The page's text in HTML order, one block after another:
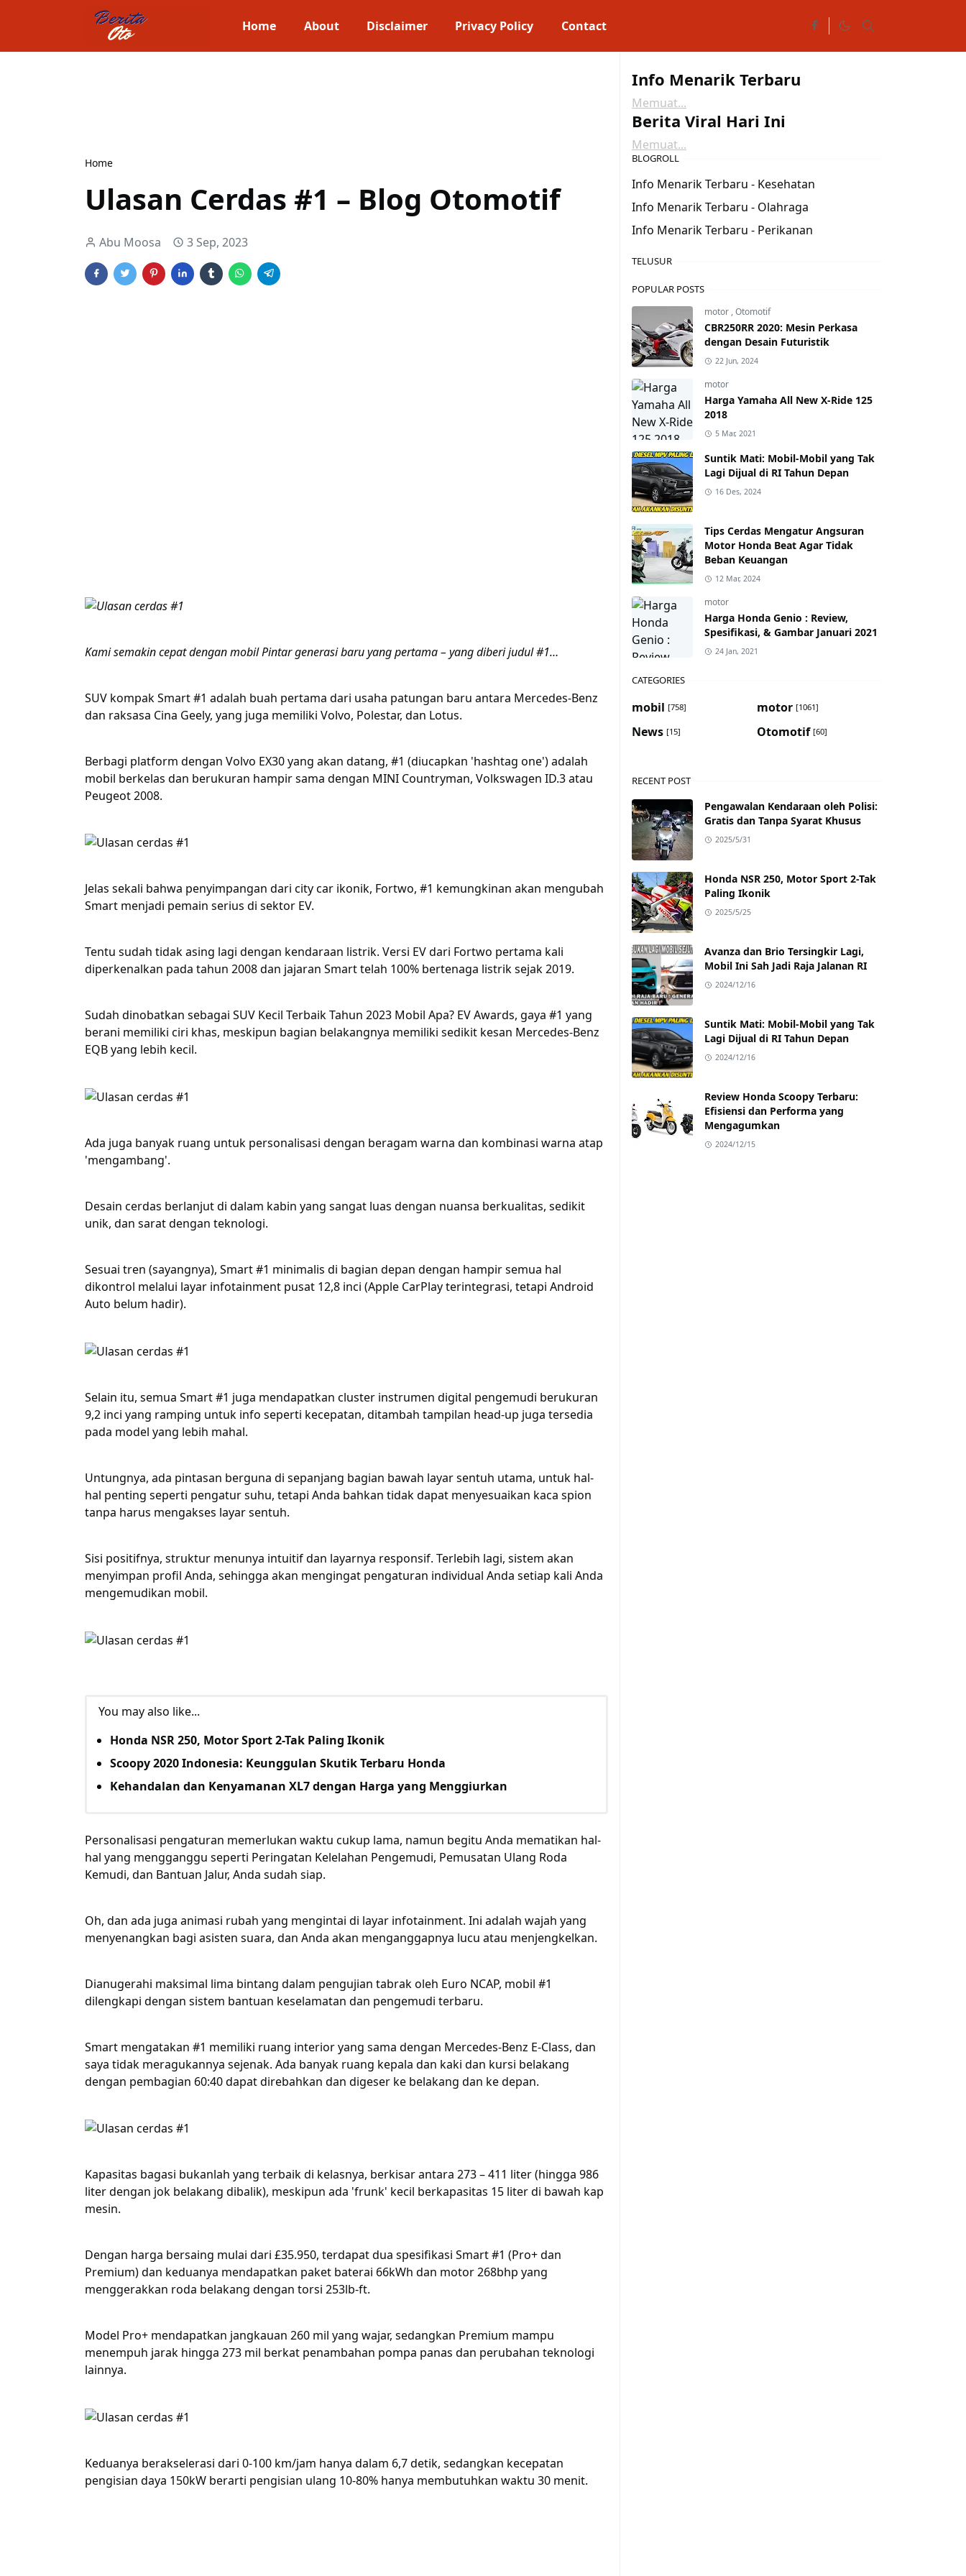
Home About Disclaimer Privacy Policy Contact
Home
Ulasan Cerdas #1 – Blog Otomotif
Abu Moosa 3 Sep, 2023
Kami semakin cepat dengan mobil Pintar generasi baru yang pertama – yang diberi judul #1…
SUV kompak Smart #1 adalah buah pertama dari usaha patungan baru antara Mercedes-Benz
dan raksasa Cina Geely, yang juga memiliki Volvo, Polestar, dan Lotus.
Berbagi platform dengan Volvo EX30 yang akan datang, #1 (diucapkan 'hashtag one') adalah
mobil berkelas dan berukuran hampir sama dengan MINI Countryman, Volkswagen ID.3 atau
Peugeot 2008.
Jelas sekali bahwa penyimpangan dari city car ikonik, Fortwo, #1 kemungkinan akan mengubah
Smart menjadi pemain serius di sektor EV.
Tentu sudah tidak asing lagi dengan kendaraan listrik. Versi EV dari Fortwo pertama kali
diperkenalkan pada tahun 2008 dan jajaran Smart telah 100% bertenaga listrik sejak 2019.
Sudah dinobatkan sebagai SUV Kecil Terbaik Tahun 2023 Mobil Apa? EV Awards, gaya #1 yang
berani memiliki ciri khas, meskipun bagian belakangnya memiliki sedikit kesan Mercedes-Benz
EQB yang lebih kecil.
Ada juga banyak ruang untuk personalisasi dengan beragam warna dan kombinasi warna atap
'mengambang'.
Desain cerdas berlanjut di dalam kabin yang sangat luas dengan nuansa berkualitas, sedikit
unik, dan sarat dengan teknologi.
Sesuai tren (sayangnya), Smart #1 minimalis di bagian depan dengan hampir semua hal
dikontrol melalui layar infotainment pusat 12,8 inci (Apple CarPlay terintegrasi, tetapi Android
Auto belum hadir).
Selain itu, semua Smart #1 juga mendapatkan cluster instrumen digital pengemudi berukuran
9,2 inci yang ramping untuk info seperti kecepatan, ditambah tampilan head-up juga tersedia
pada model yang lebih mahal.
Untungnya, ada pintasan berguna di sepanjang bagian bawah layar sentuh utama, untuk hal-
hal penting seperti pengatur suhu, tetapi Anda bahkan tidak dapat menyesuaikan kaca spion
tanpa harus mengakses layar sentuh.
Sisi positifnya, struktur menunya intuitif dan layarnya responsif. Terlebih lagi, sistem akan
menyimpan profil Anda, sehingga akan mengingat pengaturan individual Anda setiap kali Anda
mengemudikan mobil.
You may also like...
Honda NSR 250, Motor Sport 2-Tak Paling Ikonik
Scoopy 2020 Indonesia: Keunggulan Skutik Terbaru Honda
Kehandalan dan Kenyamanan XL7 dengan Harga yang Menggiurkan
Personalisasi pengaturan memerlukan waktu cukup lama, namun begitu Anda mematikan hal-
hal yang mengganggu seperti Peringatan Kelelahan Pengemudi, Pemusatan Ulang Roda
Kemudi, dan Bantuan Jalur, Anda sudah siap.
Oh, dan ada juga animasi rubah yang mengintai di layar infotainment. Ini adalah wajah yang
menyenangkan bagi asisten suara, dan Anda akan menganggapnya lucu atau menjengkelkan.
Dianugerahi maksimal lima bintang dalam pengujian tabrak oleh Euro NCAP, mobil #1
dilengkapi dengan sistem bantuan keselamatan dan pengemudi terbaru.
Smart mengatakan #1 memiliki ruang interior yang sama dengan Mercedes-Benz E-Class, dan
saya tidak meragukannya sejenak. Ada banyak ruang kepala dan kaki dan kursi belakang
dengan pembagian 60:40 dapat direbahkan dan digeser ke belakang dan ke depan.
Kapasitas bagasi bukanlah yang terbaik di kelasnya, berkisar antara 273 – 411 liter (hingga 986
liter dengan jok belakang dibalik), meskipun ada 'frunk' kecil berkapasitas 15 liter di bawah kap
mesin.
Dengan harga bersaing mulai dari £35.950, terdapat dua spesifikasi Smart #1 (Pro+ dan
Premium) dan keduanya mendapatkan paket baterai 66kWh dan motor 268bhp yang
menggerakkan roda belakang dengan torsi 253lb-ft.
Model Pro+ mendapatkan jangkauan 260 mil yang wajar, sedangkan Premium mampu
menempuh jarak hingga 273 mil berkat penambahan pompa panas dan perubahan teknologi
lainnya.
Keduanya berakselerasi dari 0-100 km/jam hanya dalam 6,7 detik, sedangkan kecepatan
pengisian daya 150kW berarti pengisian ulang 10-80% hanya membutuhkan waktu 30 menit.
Info Menarik Terbaru
Memuat...
Berita Viral Hari Ini
Memuat...
BLOGROLL
Info Menarik Terbaru - Kesehatan
Info Menarik Terbaru - Olahraga
Info Menarik Terbaru - Perikanan
TELUSUR
POPULAR POSTS
motor ,Otomotif
CBR250RR 2020: Mesin Perkasa
dengan Desain Futuristik
22 Jun, 2024
motor
Harga Yamaha All New X-Ride 125
2018
5 Mar, 2021
Suntik Mati: Mobil-Mobil yang Tak
Lagi Dijual di RI Tahun Depan
16 Des, 2024
Tips Cerdas Mengatur Angsuran
Motor Honda Beat Agar Tidak
Beban Keuangan
12 Mar, 2024
motor
Harga Honda Genio : Review,
Spesifikasi, & Gambar Januari 2021
24 Jan, 2021
CATEGORIES
mobil [758] motor [1061]
News [15] Otomotif [60]
RECENT POST
Pengawalan Kendaraan oleh Polisi:
Gratis dan Tanpa Syarat Khusus
2025/5/31
Honda NSR 250, Motor Sport 2-Tak
Paling Ikonik
2025/5/25
Avanza dan Brio Tersingkir Lagi,
Mobil Ini Sah Jadi Raja Jalanan RI
2024/12/16
Suntik Mati: Mobil-Mobil yang Tak
Lagi Dijual di RI Tahun Depan
2024/12/16
Review Honda Scoopy Terbaru:
Efisiensi dan Performa yang
Mengagumkan
2024/12/15